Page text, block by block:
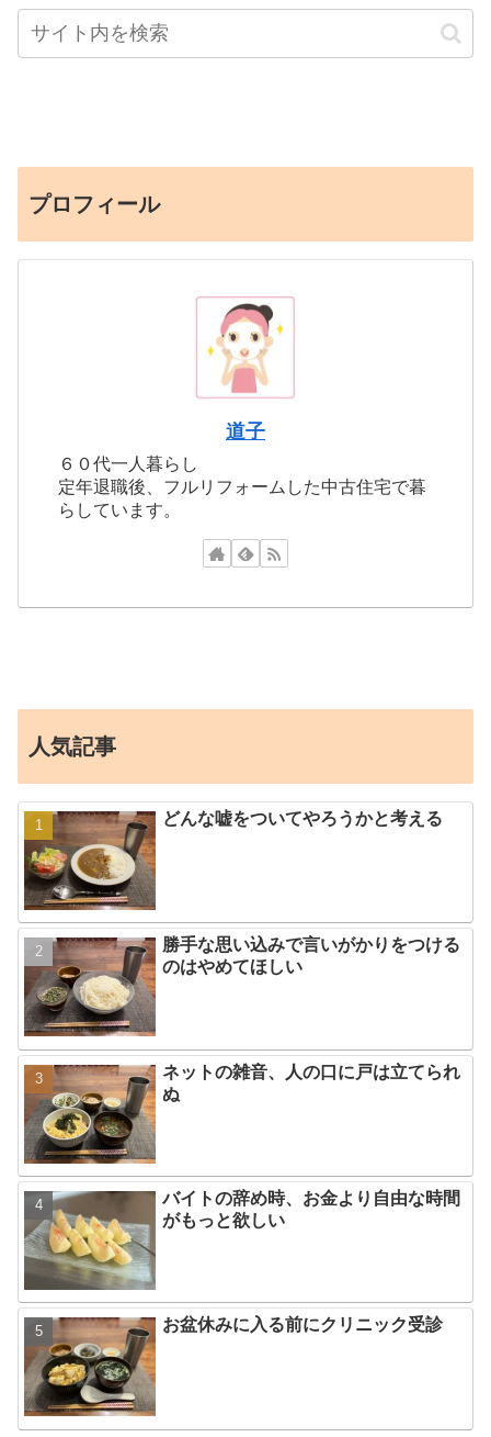
プロフィール
道子
６０代一人暮らし
定年退職後、フルリフォームした中古住宅で暮
らしています。
人気記事
どんな嘘をついてやろうかと考える
勝手な思い込みで言いがかりをつける
のはやめてほしい
ネットの雑音、人の口に戸は立てられ
ぬ
バイトの辞め時、お金より自由な時間
がもっと欲しい
お盆休みに入る前にクリニック受診